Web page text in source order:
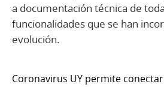
a documentación técnica de
funcionalidades que se han
evolución.
Coronavirus UY permite